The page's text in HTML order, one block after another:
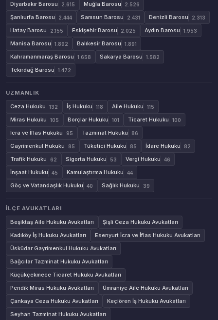
Diyarbakır Barosu 2.615 Muğla Barosu 2.526
Şanlıurfa Barosu 2.444 Samsun Barosu 2.431 Denizli Barosu 2.313
Hatay Barosu 2.155 Eskişehir Barosu 2.025 Aydın Barosu 1.953
Manisa Barosu 1.892 Balıkesir Barosu 1.891
Kahramanmaraş Barosu 1.658 Sakarya Barosu 1.582
Tekirdağ Barosu 1.472
UZMANLIK
Ceza Hukuku
132 İş Hukuku 118 Aile Hukuku 115
Miras Hukuku 105 Borçlar Hukuku 101 Ticaret Hukuku 100
İcra ve İflas Hukuku 95 Tazminat Hukuku 86
Gayrimenkul Hukuku 85 Tüketici Hukuku 85 İdare Hukuku 82
Trafik Hukuku 62 Sigorta Hukuku 53 Vergi Hukuku 46
İnşaat Hukuku 45 Kamulaştırma Hukuku 44
Göç ve Vatandaşlık Hukuku 40 Sağlık Hukuku 39
İLÇE AVUKATLARI
Beşiktaş Aile Hukuku Avukatları
Şişli Ceza Hukuku Avukatları
Kadıköy İş Hukuku Avukatları
Esenyurt İcra ve İflas Hukuku Avukatları
Üsküdar Gayrimenkul Hukuku Avukatları
Bağcılar Tazminat Hukuku Avukatları
Küçükçekmece Ticaret Hukuku Avukatları
Pendik Miras Hukuku Avukatları
Ümraniye Aile Hukuku Avukatları
Çankaya Ceza Hukuku Avukatları
Keçiören İş Hukuku Avukatları
Seyhan Tazminat Hukuku Avukatları